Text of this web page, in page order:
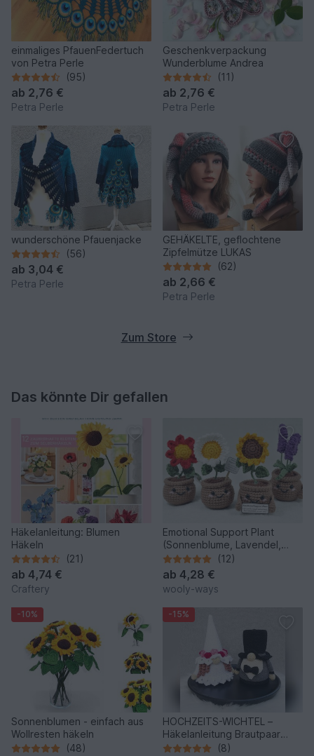
einmaliges PfauenFedertuch
von Petra Perle
(95)
ab 2,76 €
Petra Perle
Geschenkverpackung
Wunderblume Andrea
(11)
ab 2,76 €
Petra Perle
wunderschöne Pfauenjacke
(56)
ab 3,04 €
Petra Perle
GEHÄKELTE, geflochtene
Zipfelmütze LUKAS
(62)
ab 2,66 €
Petra Perle
Zum Store
Das könnte Dir gefallen
Häkelanleitung: Blumen
Häkeln
(21)
ab 4,74 €
Craftery
Emotional Support Plant
(Sonnenblume, Lavendel,
Anemone und Margerite)
(12)
ab 4,28 €
wooly-ways
-10%
Sonnenblumen - einfach aus
Wollresten häkeln
(48)
-15%
HOCHZEITS-WICHTEL –
Häkelanleitung Brautpaar
Gnome
(8)